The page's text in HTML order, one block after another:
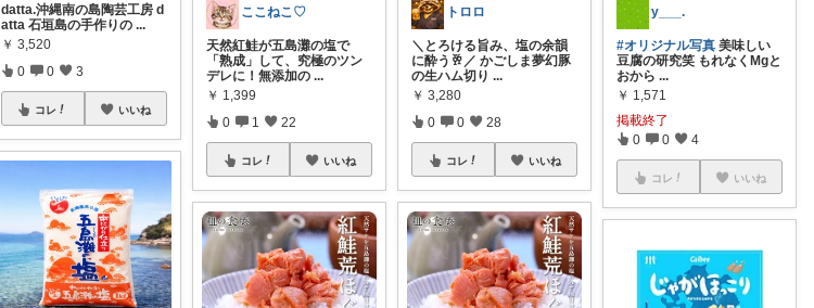
datta.沖縄南の島陶芸工房 d
atta 石垣島の手作りの ...
￥ 3,520
0 0 3
コレ いいね
ここねこ♡
天然紅鮭が五島灘の塩で
「熟成」して、究極のツン
デレに！無添加の ...
￥ 1,399
0 1 22
コレ いいね
トロロ
＼とろける旨み、塩の余韻
に酔う🥂／ かごしま夢幻豚
の生ハム切り ...
￥ 3,280
0 0 28
コレ いいね
y___.
#オリジナル写真 美味しい
豆腐の研究笑 もれなくMgと
おから ...
￥ 1,571
掲載終了
0 0 4
コレ いいね